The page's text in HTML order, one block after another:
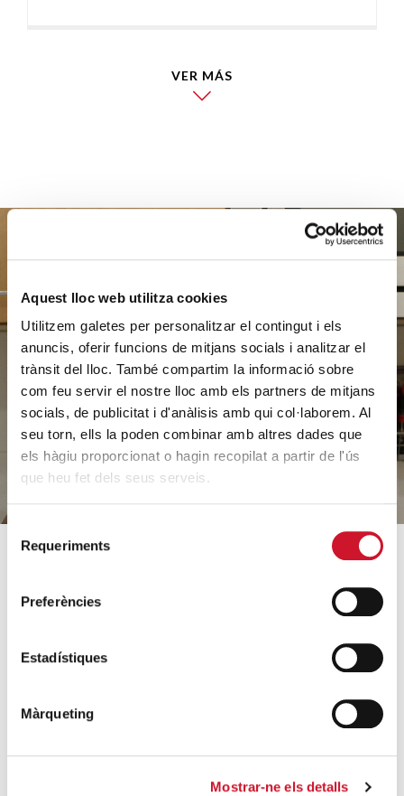
Aquest lloc web utilitza cookies
Utilitzem galetes per personalitzar el contingut i els
anuncis, oferir funcions de mitjans socials i analitzar el
trànsit del lloc. També compartim la informació sobre
com feu servir el nostre lloc amb els partners de mitjans
socials, de publicitat i d'anàlisis amb qui col·laborem. Al
seu torn, ells la poden combinar amb altres dades que
els hàgiu proporcionat o hagin recopilat a partir de l'ús
que heu fet dels seus serveis.
Selecció
Requeriments
Preferències
Estadístiques
Màrqueting
Mostrar-ne els detalls
VER MÁS
Ayúdanos
a ayudar
HAZ UN DONATIVO
¿Quiénes somos?
Orientaciones estratégicas
Archivo histórico
Entidades colaboradoras
Conoce nuestros proyectos
Acogida y acompañamiento
Formación e inserción laboral
Ayuda a necesidades